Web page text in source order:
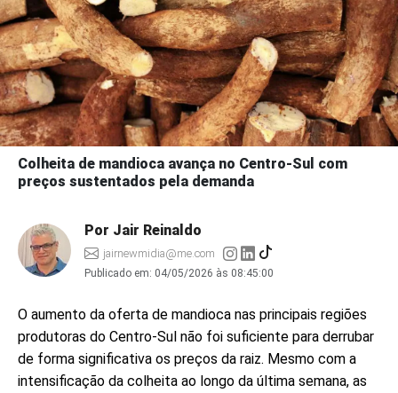
Colheita de mandioca avança no Centro-Sul com
preços sustentados pela demanda
Por Jair Reinaldo
jairnewmidia@me.com
Publicado em: 04/05/2026 às 08:45:00
O aumento da oferta de mandioca nas principais regiões
produtoras do Centro-Sul não foi suficiente para derrubar
de forma significativa os preços da raiz. Mesmo com a
intensificação da colheita ao longo da última semana, as